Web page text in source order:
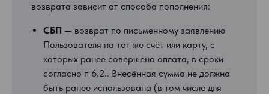
возврата зависит от способа пополнения:
СБП — возврат по письменному заявлению
Пользователя на тот же счёт или карту, с
которых ранее совершена оплата, в сроки
согласно п 6.2.. Внесённая сумма не должна
быть ранее использована (в том числе для